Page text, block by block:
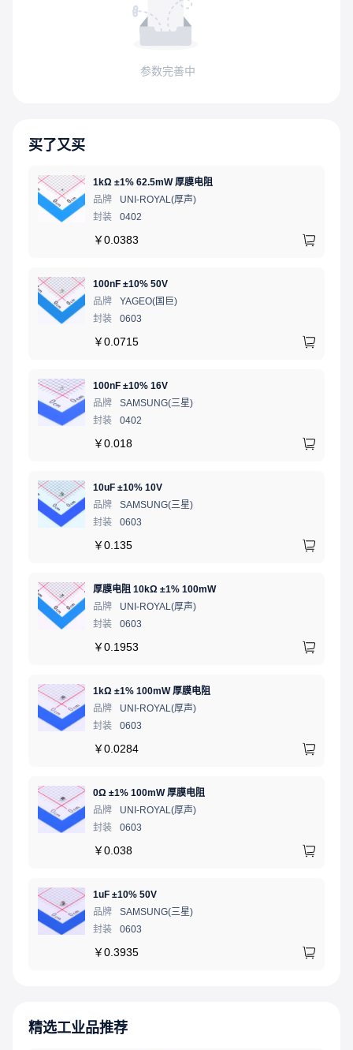
参数完善中
买了又买
1kΩ ±1% 62.5mW 厚膜电阻
品牌
UNI-ROYAL(厚声)
封装
0402
￥0.0383
100nF ±10% 50V
品牌
YAGEO(国巨)
封装
0603
￥0.0715
100nF ±10% 16V
品牌
SAMSUNG(三星)
封装
0402
￥0.018
10uF ±10% 10V
品牌
SAMSUNG(三星)
封装
0603
￥0.135
厚膜电阻 10kΩ ±1% 100mW
品牌
UNI-ROYAL(厚声)
封装
0603
￥0.1953
1kΩ ±1% 100mW 厚膜电阻
品牌
UNI-ROYAL(厚声)
封装
0603
￥0.0284
0Ω ±1% 100mW 厚膜电阻
品牌
UNI-ROYAL(厚声)
封装
0603
￥0.038
1uF ±10% 50V
品牌
SAMSUNG(三星)
封装
0603
￥0.3935
精选工业品推荐